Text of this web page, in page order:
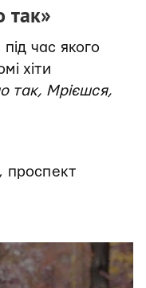
так»
під час якого
хіти
так, Мрієшся,
проспект